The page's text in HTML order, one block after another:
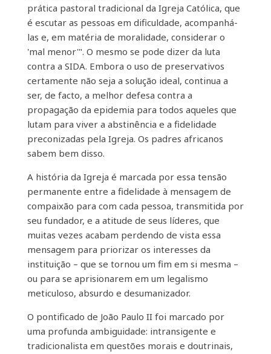
prática pastoral tradicional da Igreja Católica, que
é escutar as pessoas em dificuldade, acompanhá-
las e, em matéria de moralidade, considerar o
'mal menor'". O mesmo se pode dizer da luta
contra a SIDA. Embora o uso de preservativos
certamente não seja a solução ideal, continua a
ser, de facto, a melhor defesa contra a
propagação da epidemia para todos aqueles que
lutam para viver a abstinência e a fidelidade
preconizadas pela Igreja. Os padres africanos
sabem bem disso.
A história da Igreja é marcada por essa tensão
permanente entre a fidelidade à mensagem de
compaixão para com cada pessoa, transmitida por
seu fundador, e a atitude de seus líderes, que
muitas vezes acabam perdendo de vista essa
mensagem para priorizar os interesses da
instituição – que se tornou um fim em si mesma –
ou para se aprisionarem em um legalismo
meticuloso, absurdo e desumanizador.
O pontificado de João Paulo II foi marcado por
uma profunda ambiguidade: intransigente e
tradicionalista em questões morais e doutrinais,